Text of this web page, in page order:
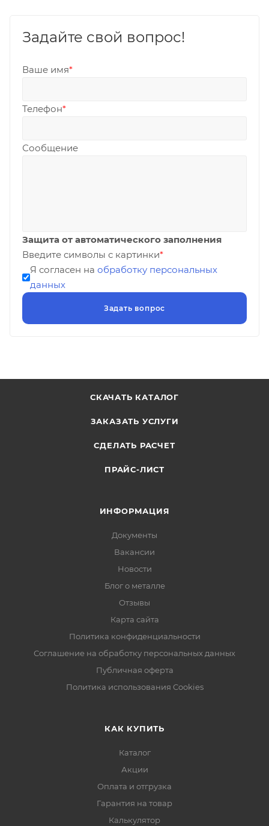
Задайте свой вопрос!
Ваше имя*
Телефон*
Сообщение
Защита от автоматического заполнения
Введите символы с картинки*
Я согласен на обработку персональных
данных
СКАЧАТЬ КАТАЛОГ
ЗАКАЗАТЬ УСЛУГИ
СДЕЛАТЬ РАСЧЕТ
ПРАЙС-ЛИСТ
ИНФОРМАЦИЯ
Документы
Вакансии
Новости
Блог о металле
Отзывы
Карта сайта
Политика конфиденциальности
Соглашение на обработку персональных данных
Публичная оферта
Политика использования Cookies
КАК КУПИТЬ
Каталог
Акции
Оплата и отгрузка
Гарантия на товар
Калькулятор